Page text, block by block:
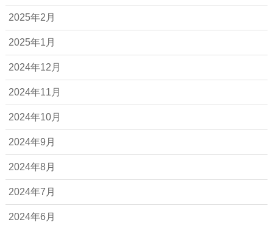
2025年2月
2025年1月
2024年12月
2024年11月
2024年10月
2024年9月
2024年8月
2024年7月
2024年6月